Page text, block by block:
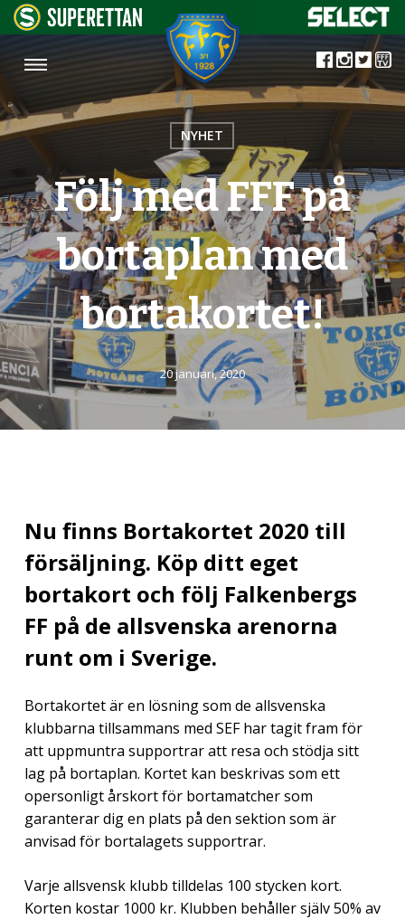
NYHET
Följ med FFF på
bortaplan med
bortakortet!
20 januari, 2020
Nu finns Bortakortet 2020 till
försäljning. Köp ditt eget
bortakort och följ Falkenbergs
FF på de allsvenska arenorna
runt om i Sverige.
Bortakortet är en lösning som de allsvenska
klubbarna tillsammans med SEF har tagit fram för
att uppmuntra supportrar att resa och stödja sitt
lag på bortaplan. Kortet kan beskrivas som ett
opersonligt årskort för bortamatcher som
garanterar dig en plats på den sektion som är
anvisad för bortalagets supportrar.
Varje allsvensk klubb tilldelas 100 stycken kort.
Korten kostar 1000 kr. Klubben behåller själv 50% av